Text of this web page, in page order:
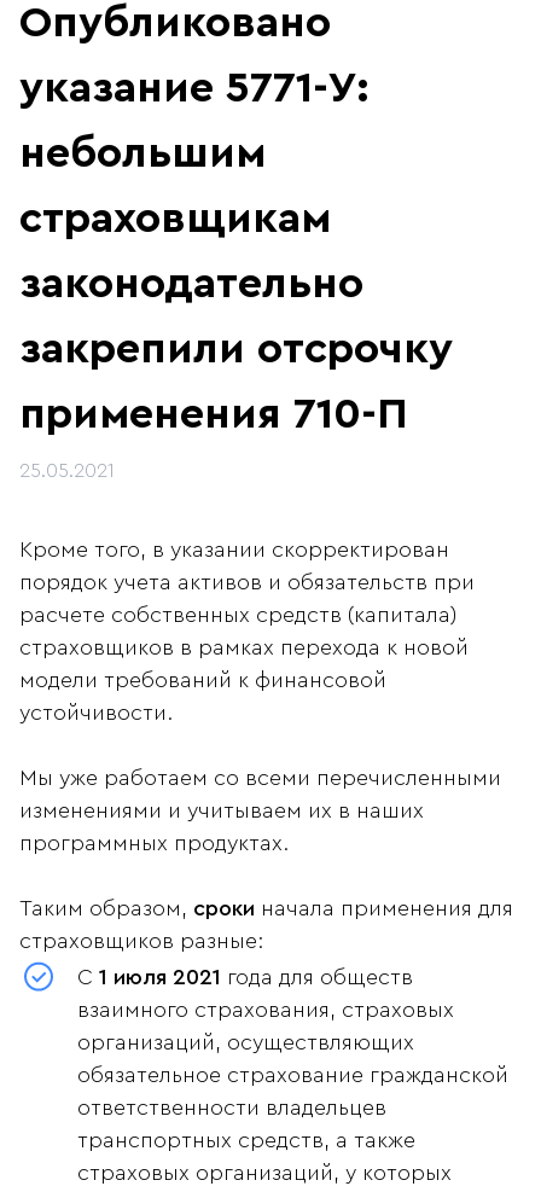
Опубликовано
указание 5771-У:
небольшим
страховщикам
законодательно
закрепили отсрочку
применения 710-П
25.05.2021
Кроме того, в указании скорректирован
порядок учета активов и обязательств при
расчете собственных средств (капитала)
страховщиков в рамках перехода к новой
модели требований к финансовой
устойчивости.
Мы уже работаем со всеми перечисленными
изменениями и учитываем их в наших
программных продуктах.
Таким образом, сроки начала применения для
страховщиков разные:
С 1 июля 2021 года для обществ
взаимного страхования, страховых
организаций, осуществляющих
обязательное страхование гражданской
ответственности владельцев
транспортных средств, а также
страховых организаций, у которых